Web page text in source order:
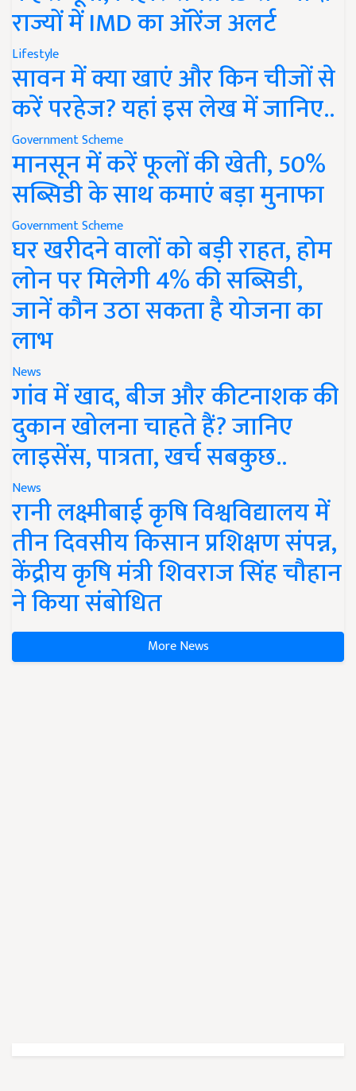
राज्यों में IMD का ऑरेंज अलर्ट
Lifestyle
सावन में क्या खाएं और किन चीजों से
करें परहेज? यहां इस लेख में जानिए..
Government Scheme
मानसून में करें फूलों की खेती, 50%
सब्सिडी के साथ कमाएं बड़ा मुनाफा
Government Scheme
घर खरीदने वालों को बड़ी राहत, होम
लोन पर मिलेगी 4% की सब्सिडी,
जानें कौन उठा सकता है योजना का
लाभ
News
गांव में खाद, बीज और कीटनाशक की
दुकान खोलना चाहते हैं? जानिए
लाइसेंस, पात्रता, खर्च सबकुछ..
News
रानी लक्ष्मीबाई कृषि विश्वविद्यालय में
तीन दिवसीय किसान प्रशिक्षण संपन्न,
केंद्रीय कृषि मंत्री शिवराज सिंह चौहान
ने किया संबोधित
More News